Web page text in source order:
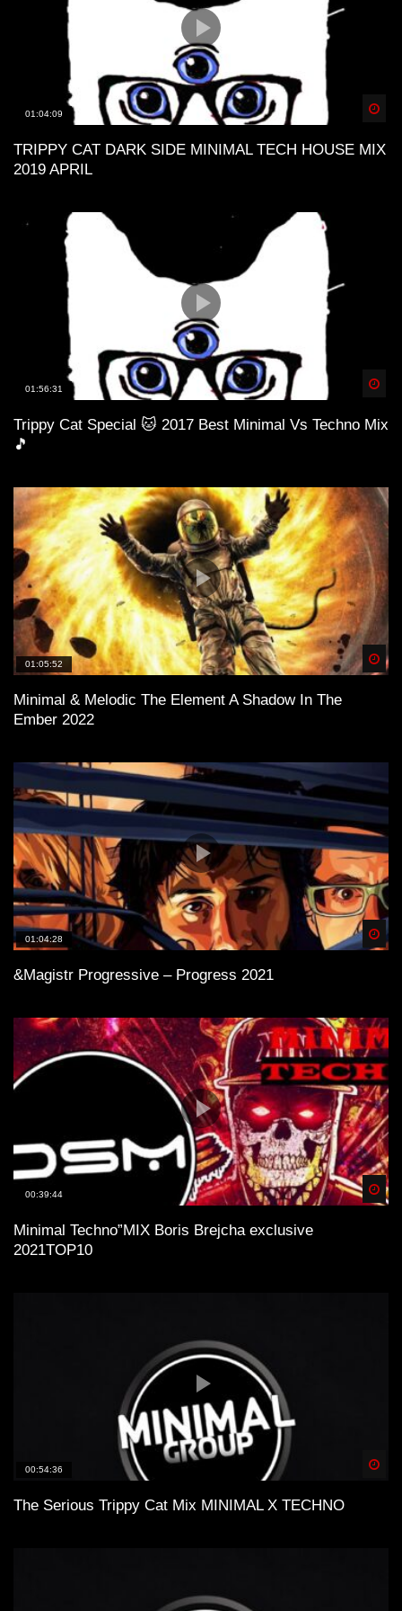
01:04:09
TRIPPY CAT DARK SIDE MINIMAL TECH HOUSE MIX
2019 APRIL
01:56:31
Trippy Cat Special 🐱 2017 Best Minimal Vs Techno Mix
🎵
01:05:52
Minimal & Melodic The Element A Shadow In The
Ember 2022
01:04:28
&Magistr Progressive – Progress 2021
00:39:44
Minimal Technо”MIX Boris Brejcha exclusive
2021TOP10
00:54:36
The Serious Trippy Cat Mix MINIMAL X TECHNO